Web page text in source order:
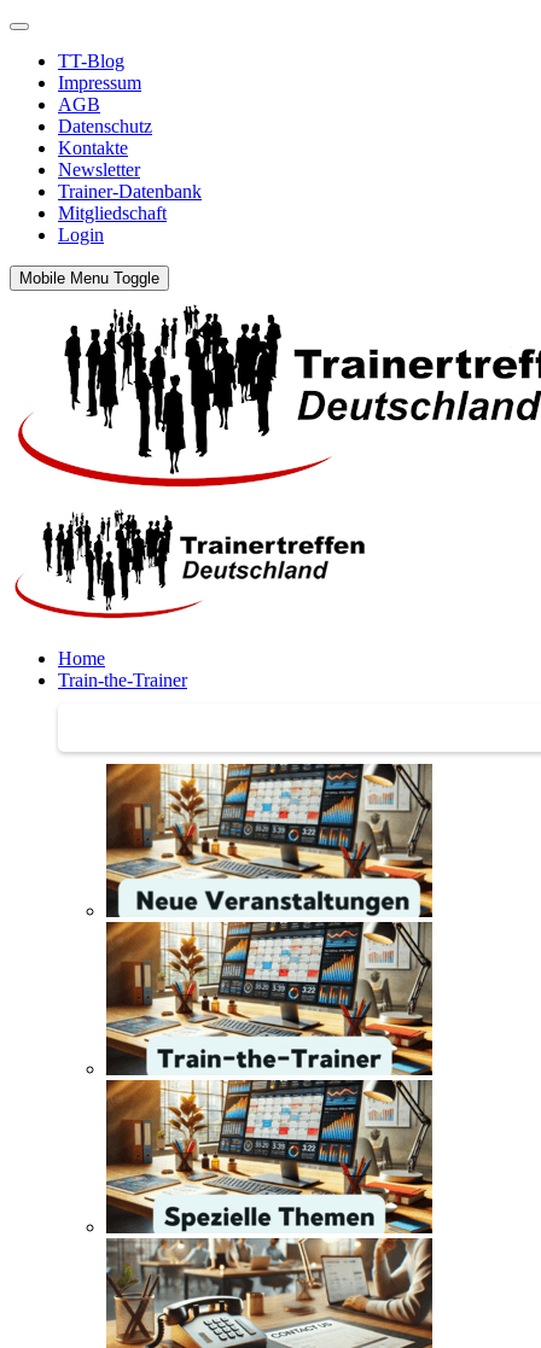
TT-Blog
Impressum
AGB
Datenschutz
Kontakte
Newsletter
Trainer-Datenbank
Mitgliedschaft
Login
Mobile Menu Toggle
Home
Train-the-Trainer